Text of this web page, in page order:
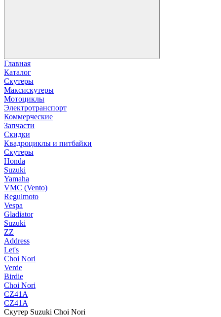
Главная
Каталог
Скутеры
Максискутеры
Мотоциклы
Электротранспорт
Коммерческие
Запчасти
Скидки
Квадроциклы и питбайки
Скутеры
Honda
Suzuki
Yamaha
VMC (Vento)
Regulmoto
Vespa
Gladiator
Suzuki
ZZ
Address
Let's
Choi Nori
Verde
Birdie
Choi Nori
CZ41A
CZ41A
Скутер Suzuki Choi Nori